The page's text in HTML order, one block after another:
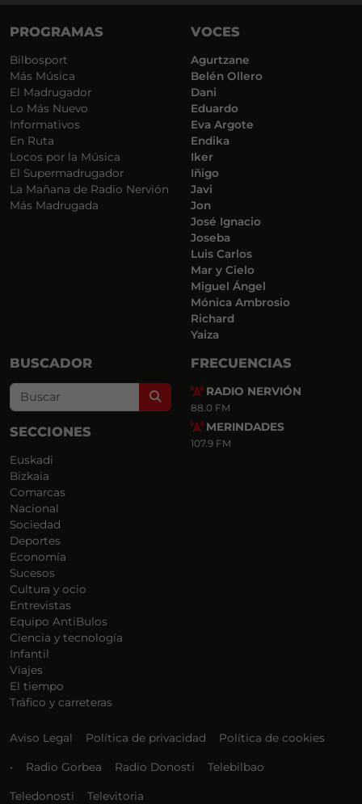
PROGRAMAS
Bilbosport
Más Música
El Madrugador
Lo Más Nuevo
Informativos
En Ruta
Locos por la Música
El Supermadrugador
La Mañana de Radio Nervión
Más Madrugada
VOCES
Agurtzane
Belén Ollero
Dani
Eduardo
Eva Argote
Endika
Iker
Iñigo
Javi
Jon
José Ignacio
Joseba
Luis Carlos
Mar y Cielo
Miguel Ángel
Mónica Ambrosio
Richard
Yaiza
BUSCADOR
Search
SECCIONES
Euskadi
Bizkaia
Comarcas
Nacional
Sociedad
Deportes
Economía
Sucesos
Cultura y ocio
Entrevistas
Equipo AntiBulos
Ciencia y tecnología
Infantil
Viajes
El tiempo
Tráfico y carreteras
FRECUENCIAS
RADIO NERVIÓN
88.0 FM
MERINDADES
107.9 FM
Aviso Legal Política de privacidad Política de cookies
• Radio Gorbea Radio Donosti Telebilbao
Teledonosti Televitoria